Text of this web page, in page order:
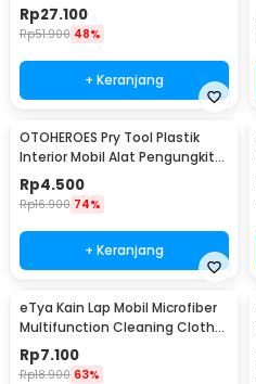
Wind Power 2 PCS - XY044
Rp27.100
Rp51.900 48%
+ Keranjang
OTOHEROES Pry Tool Plastik
Interior Mobil Alat Pengungkit
Set 4 PCS - AA16
Rp4.500
Rp16.900 74%
+ Keranjang
eTya Kain Lap Mobil Microfiber
Multifunction Cleaning Cloth
30x39cm - H-10
Rp7.100
Rp18.900 63%